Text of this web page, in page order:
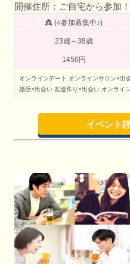
開催住所：ご自宅から参加！
👸 (○参加募集中♪)
23歳～38歳
1450円
オンラインデート オンラインサロン×出
婚活×出会い 友達作り×出会い オンライ
イベント